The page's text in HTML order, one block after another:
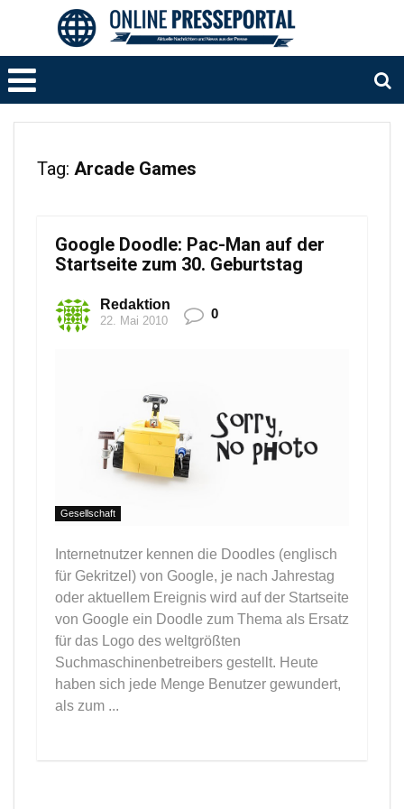
Tag: Arcade Games
Google Doodle: Pac-Man auf der
Startseite zum 30. Geburtstag
Redaktion
22. Mai 2010 0
Gesellschaft
Internetnutzer kennen die Doodles (englisch
für Gekritzel) von Google, je nach Jahrestag
oder aktuellem Ereignis wird auf der Startseite
von Google ein Doodle zum Thema als Ersatz
für das Logo des weltgrößten
Suchmaschinenbetreibers gestellt. Heute
haben sich jede Menge Benutzer gewundert,
als zum ...